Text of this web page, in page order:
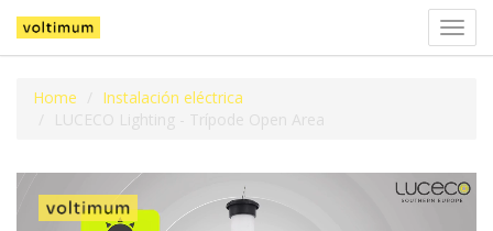
la
Home
Instalación eléctrica
LUCECO Lighting - Trípode Open Area